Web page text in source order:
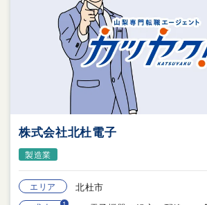
株式会社北杜電子
製造業
エリア 北杜市